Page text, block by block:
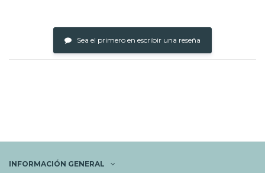
Sea el primero en escribir una reseña
INFORMACIÓN GENERAL